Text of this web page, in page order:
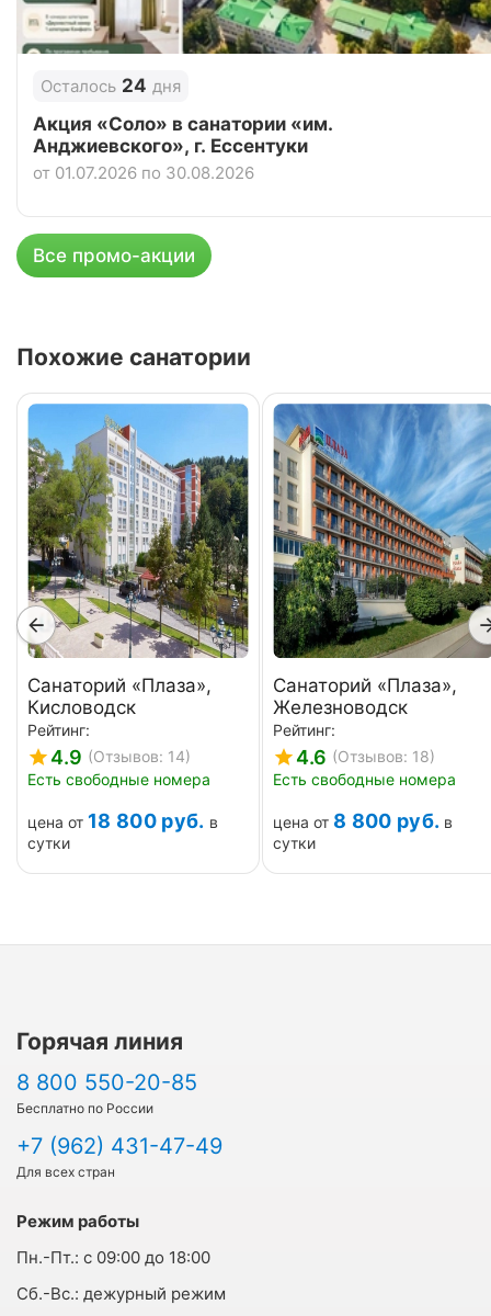
Осталось 24 дня
Акция «Соло» в санатории «им.
Анджиевского», г. Ессентуки
от 01.07.2026 по 30.08.2026
Все промо-акции
Похожие санатории
Санаторий «Плаза»,
Кисловодск
Рейтинг:
4.9 (Отзывов: 14)
Есть свободные номера
цена от 18 800 руб. в
сутки
Санаторий «Плаза»,
Железноводск
Рейтинг:
4.6 (Отзывов: 18)
Есть свободные номера
цена от 8 800 руб. в
сутки
Горячая линия
8 800 550-20-85
Бесплатно по России
+7 (962) 431-47-49
Для всех стран
Режим работы
Пн.-Пт.: с 09:00 до 18:00
Cб.-Вс.: дежурный режим